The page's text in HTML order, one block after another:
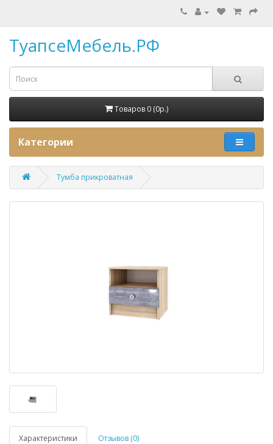
ТуапсеМебель.РФ
Товаров 0 (0p.)
Категории
Тумба прикроватная
Характеристики Отзывов (0)